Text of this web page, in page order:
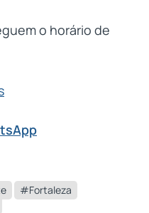
o horário de
#Fortaleza